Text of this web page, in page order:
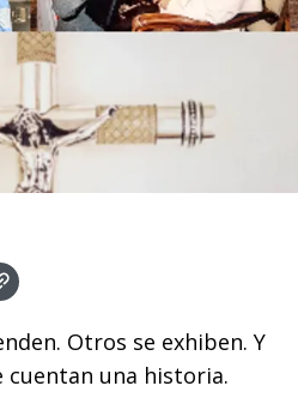
Otros se exhiben. Y
una historia.